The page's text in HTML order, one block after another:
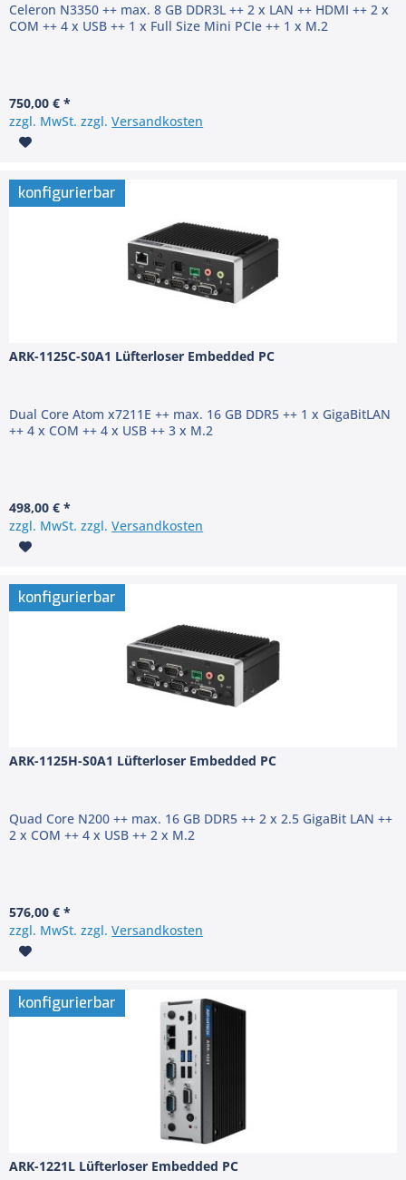
Celeron N3350 ++ max. 8 GB DDR3L ++ 2 x LAN ++ HDMI ++ 2 x
COM ++ 4 x USB ++ 1 x Full Size Mini PCIe ++ 1 x M.2
750,00 € *
zzgl. MwSt. zzgl.Versandkosten
konfigurierbar
ARK-1125C-S0A1 Lüfterloser Embedded PC
Dual Core Atom x7211E ++ max. 16 GB DDR5 ++ 1 x GigaBitLAN
++ 4 x COM ++ 4 x USB ++ 3 x M.2
498,00 € *
zzgl. MwSt. zzgl.Versandkosten
konfigurierbar
ARK-1125H-S0A1 Lüfterloser Embedded PC
Quad Core N200 ++ max. 16 GB DDR5 ++ 2 x 2.5 GigaBit LAN ++
2 x COM ++ 4 x USB ++ 2 x M.2
576,00 € *
zzgl. MwSt. zzgl.Versandkosten
konfigurierbar
ARK-1221L Lüfterloser Embedded PC